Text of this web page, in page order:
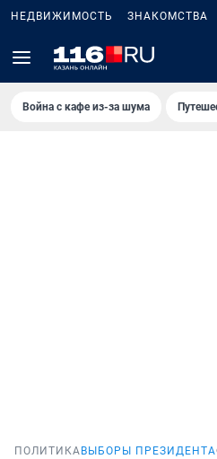
НЕДВИЖИМОСТЬ ЗНАКОМСТВА
Война с кафе из-за шума
ПОЛИТИКА ВЫБОРЫ ПРЕЗИДЕНТА